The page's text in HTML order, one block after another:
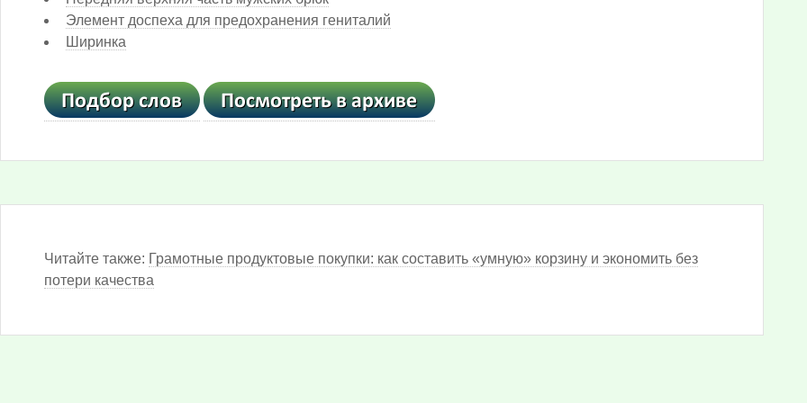
Элемент доспеха для предохранения гениталий
Ширинка
Читайте также: Грамотные продуктовые покупки: как составить «умную» корзину и экономить без
потери качества